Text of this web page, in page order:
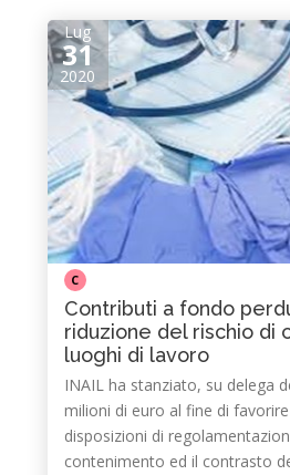
Lug
31
2020
C
Contributi a fondo
riduzione del rischio di
luoghi di lavoro
INAIL ha stanziato, su delega
milioni di euro al fine di favorire
disposizioni di
contenimento ed il contrasto